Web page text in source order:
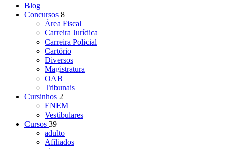
Blog
Concursos 8
Área Fiscal
Carreira Jurídica
Carreira Policial
Cartório
Diversos
Magistratura
OAB
Tribunais
Cursinhos 2
ENEM
Vestibulares
Cursos 39
adulto
Afiliados